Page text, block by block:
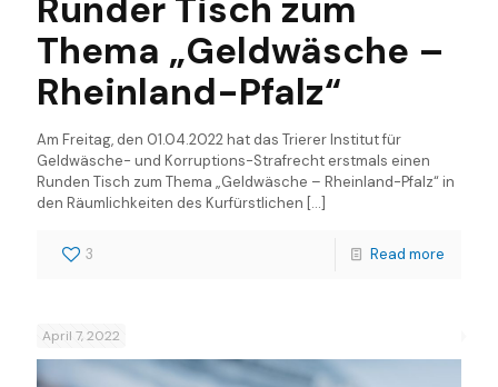
Thema „Geldwäsche –
Rheinland-Pfalz“
Am Freitag, den 01.04.2022 hat das Trierer Institut für
Geldwäsche- und Korruptions-Strafrecht erstmals einen
Runden Tisch zum Thema „Geldwäsche – Rheinland-Pfalz“ in
den Räumlichkeiten des Kurfürstlichen […]
3 Read more
April 7, 2022